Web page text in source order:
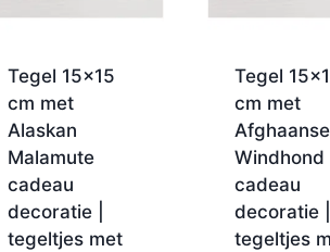
Tegel 15×15
cm met
Alaskan
Malamute
cadeau
decoratie |
tegeltjes met
Tegel
cm met
Afghaanse
Windhond
cadeau
decoratie |
tegeltjes